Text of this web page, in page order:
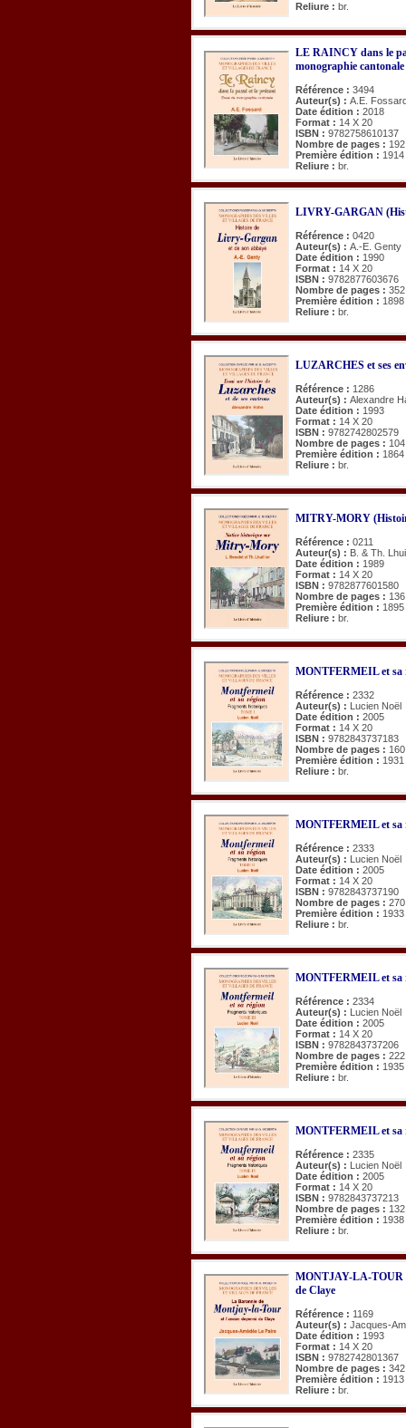
Reliure : br.
LE RAINCY dans le
monographie cantonale
Référence : 3494
Auteur(s) : A.E.
Date édition : 2018
Format : 14 X 20
ISBN : 9782758610137
Nombre de pages : 192
Première édition : 1914
Reliure : br.
LIVRY-GARGAN
Référence : 0420
Auteur(s) : A.-E. Genty
Date édition : 1990
Format : 14 X 20
ISBN : 9782877603676
Nombre de pages : 352
Première édition : 1898
Reliure : br.
LUZARCHES et ses
Référence : 1286
Auteur(s) : Alexandre
Date édition : 1993
Format : 14 X 20
ISBN : 9782742802579
Nombre de pages : 104
Première édition : 1864
Reliure : br.
MITRY-MORY
Référence : 0211
Auteur(s) : B. & Th.
Date édition : 1989
Format : 14 X 20
ISBN : 9782877601580
Nombre de pages : 136
Première édition : 1895
Reliure : br.
MONTFERMEIL et sa
Référence : 2332
Auteur(s) : Lucien Noël
Date édition : 2005
Format : 14 X 20
ISBN : 9782843737183
Nombre de pages : 160
Première édition : 1931
Reliure : br.
MONTFERMEIL et sa
Référence : 2333
Auteur(s) : Lucien Noël
Date édition : 2005
Format : 14 X 20
ISBN : 9782843737190
Nombre de pages : 270
Première édition : 1933
Reliure : br.
MONTFERMEIL et sa
Référence : 2334
Auteur(s) : Lucien Noël
Date édition : 2005
Format : 14 X 20
ISBN : 9782843737206
Nombre de pages : 222
Première édition : 1935
Reliure : br.
MONTFERMEIL et sa
Référence : 2335
Auteur(s) : Lucien Noël
Date édition : 2005
Format : 14 X 20
ISBN : 9782843737213
Nombre de pages : 132
Première édition : 1938
Reliure : br.
MONTJAY-LA-TOUR
de Claye
Référence : 1169
Auteur(s) : Jacques-
Date édition : 1993
Format : 14 X 20
ISBN : 9782742801367
Nombre de pages : 342
Première édition : 1913
Reliure : br.